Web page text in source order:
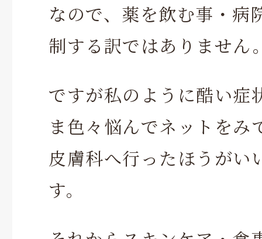
なので、薬を飲む事・病
制する訳ではありません
ですが私のように酷い症
ま色々悩んでネットをみ
皮膚科へ行ったほうがい
す。